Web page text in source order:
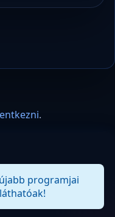
.
programjai